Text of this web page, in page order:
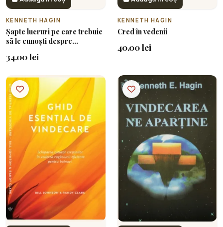
KENNETH HAGIN
Șapte lucruri pe care trebuie
să le cunoști despre
34.00 lei
KENNETH HAGIN
Cred în vedenii
40.00 lei